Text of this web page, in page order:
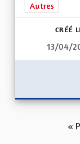
Filtrer les
Autres
CRÉÉ
13/04/
«